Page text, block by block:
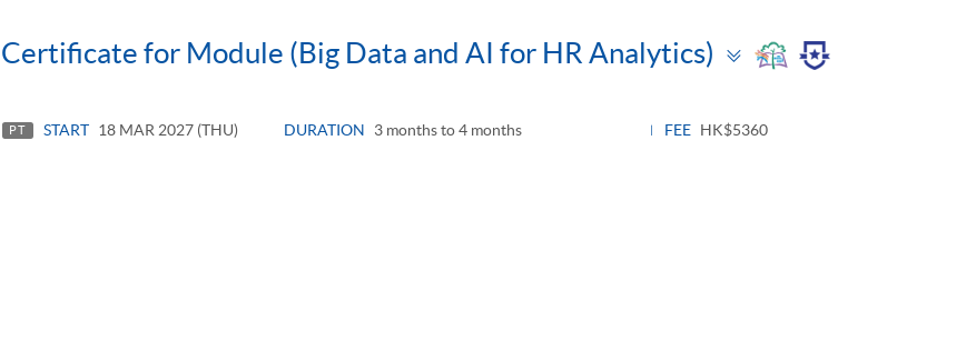
Certificate for Module (Big Data and AI for HR Analytics)
Toggle
PT START 18 MAR 2027 (THU) DURATION 3 months to 4 months FEE HK$5360